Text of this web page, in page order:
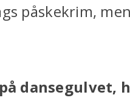
påskekrim,
dansegulvet,